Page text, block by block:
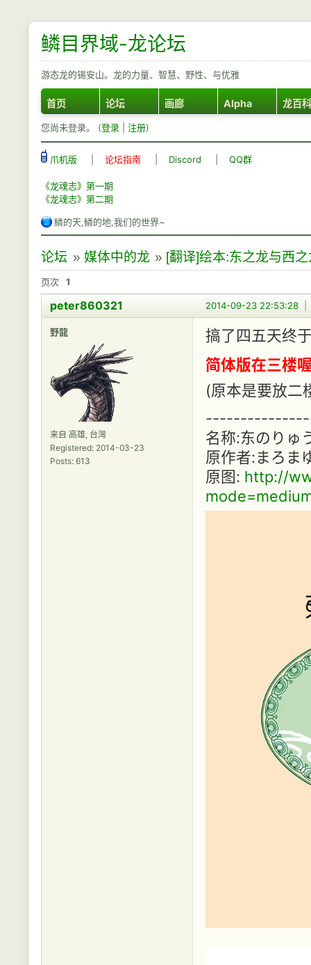
鳞目界域-龙论坛
游态龙的锡安山。龙的力量、智慧、野性、与优雅
首页 论坛 画廊 Alpha 龙百科
您尚未登录。 (登录 注册)
爪机版 论坛指南 Discord QQ群
《龙魂志》第一期
《龙魂志》第二期
鳞的天,鳞的地,我们的世界~
论坛 » 媒体中的龙 » [翻译]绘本:东之龙与西
页次 1
2014-09-23 22:53:28
peter860321
野龍
来自 高雄, 台灣
Registered: 2014-03-23
Posts: 613
搞了四五天终
简体版在三楼
(原本是要放二
名称:东のりゅ
原作者:まろま
原图: http://